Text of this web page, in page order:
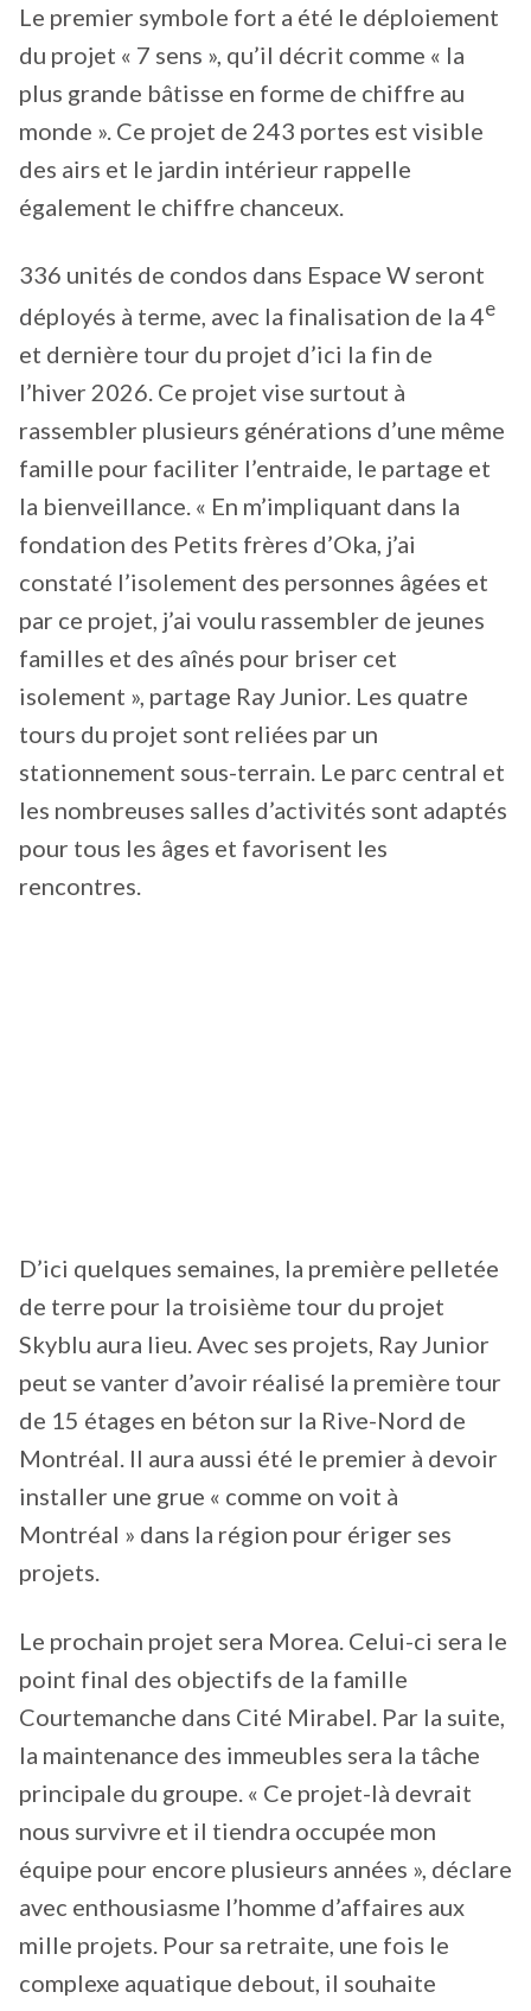
Le premier symbole fort a été le déploiement
du projet « 7 sens », qu’il décrit comme « la
plus grande bâtisse en forme de chiffre au
monde ». Ce projet de 243 portes est visible
des airs et le jardin intérieur rappelle
également le chiffre chanceux.
336 unités de condos dans Espace W seront
déployés à terme, avec la finalisation de la 4e
et dernière tour du projet d’ici la fin de
l’hiver 2026. Ce projet vise surtout à
rassembler plusieurs générations d’une même
famille pour faciliter l’entraide, le partage et
la bienveillance. « En m’impliquant dans la
fondation des Petits frères d’Oka, j’ai
constaté l’isolement des personnes âgées et
par ce projet, j’ai voulu rassembler de jeunes
familles et des aînés pour briser cet
isolement », partage Ray Junior. Les quatre
tours du projet sont reliées par un
stationnement sous-terrain. Le parc central et
les nombreuses salles d’activités sont adaptés
pour tous les âges et favorisent les
rencontres.
D’ici quelques semaines, la première pelletée
de terre pour la troisième tour du projet
Skyblu aura lieu. Avec ses projets, Ray Junior
peut se vanter d’avoir réalisé la première tour
de 15 étages en béton sur la Rive-Nord de
Montréal. Il aura aussi été le premier à devoir
installer une grue « comme on voit à
Montréal » dans la région pour ériger ses
projets.
Le prochain projet sera Morea. Celui-ci sera le
point final des objectifs de la famille
Courtemanche dans Cité Mirabel. Par la suite,
la maintenance des immeubles sera la tâche
principale du groupe. « Ce projet-là devrait
nous survivre et il tiendra occupée mon
équipe pour encore plusieurs années », déclare
avec enthousiasme l’homme d’affaires aux
mille projets. Pour sa retraite, une fois le
complexe aquatique debout, il souhaite